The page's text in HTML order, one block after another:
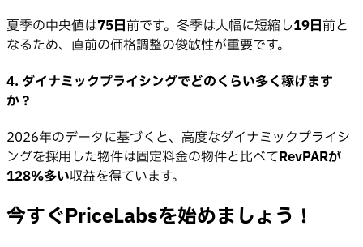
夏季の中央値は75日前です。冬季は大幅に短縮し19日前と
なるため、直前の価格調整の俊敏性が重要です。
4. ダイナミックプライシングでどのくらい多く稼げます
か？
2026年のデータに基づくと、高度なダイナミックプライシ
ングを採用した物件は固定料金の物件と比べてRevPARが
128%多い収益を得ています。
今すぐPriceLabsを始めましょう！